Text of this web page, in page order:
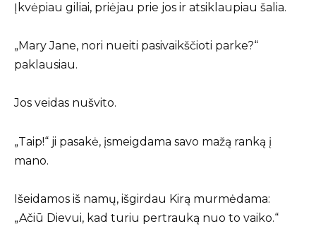
Įkvėpiau giliai, priėjau prie jos ir atsiklaupiau šalia.
„Mary Jane, nori nueiti pasivaikščioti parke?“
paklausiau.
Jos veidas nušvito.
„Taip!“ ji pasakė, įsmeigdama savo mažą ranką į
mano.
Išeidamos iš namų, išgirdau Kirą murmėdama:
„Ačiū Dievui, kad turiu pertrauką nuo to vaiko.“